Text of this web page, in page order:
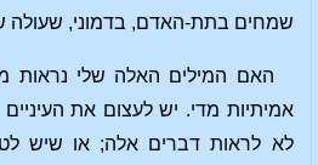
שמחים בתת-האדם, בדמוני, שעולה
האם המילים האלה שלי נראות
אמיתיות מדי. יש לעצום את העיניים
לא לראות דברים אלה; או שיש